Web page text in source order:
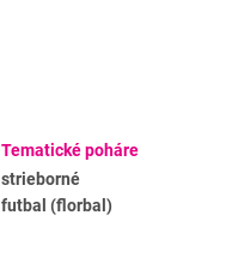
Tematické poháre
strieborné
futbal (florbal)